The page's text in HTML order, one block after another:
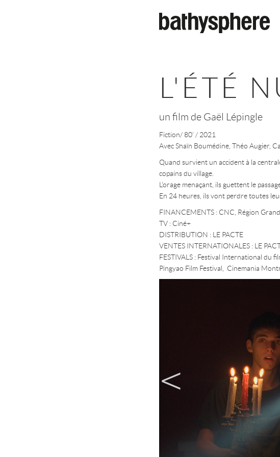
L'ÉTÉ
un film de Gaël Lépingle
Fiction/ 80’ / 2021
Avec Shaïn Boumédine, Théo Augier,
Quand survient un accident à la
copains du village.
L'orage menaçant, ils guettent le
En 24 heures, ils vont perdre toutes
FINANCEMENTS : CNC, Région
TV : Ciné+
DISTRIBUTION : LE PACTE
VENTES INTERNATIONALES : LE
FESTIVALS : Festival International du
Pingyao Film Festival, Cinemania